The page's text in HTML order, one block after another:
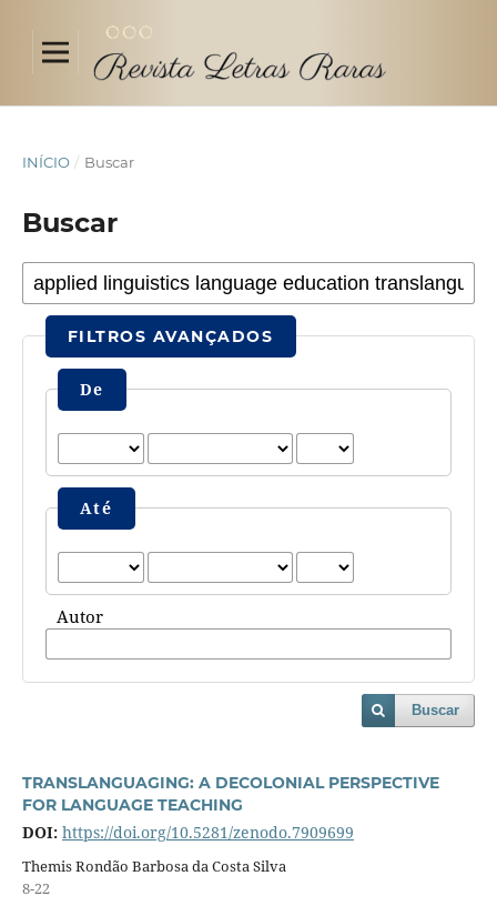
INÍCIO / Buscar
Buscar
FILTROS AVANÇADOS
De
Até
Autor
Buscar
TRANSLANGUAGING: A DECOLONIAL PERSPECTIVE
FOR LANGUAGE TEACHING
DOI: https://doi.org/10.5281/zenodo.7909699
Themis Rondão Barbosa da Costa Silva
8-22